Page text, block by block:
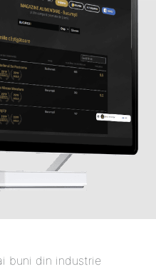
buni din industrie